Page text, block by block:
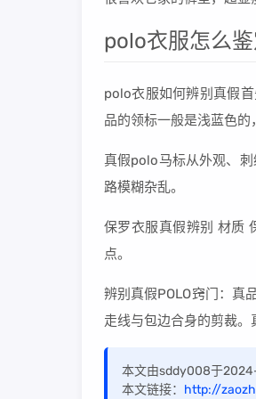
polo衣服怎么
polo衣服如何辨别真假
品的领标一般是浅蓝色的
真假polo马标从外观、
路模糊杂乱。
保罗衣服真假辨别 材质
点。
辨别真假POLO窍门：真
走线与包边合身的剪裁。
本文由sddy008于
本文链接： http://